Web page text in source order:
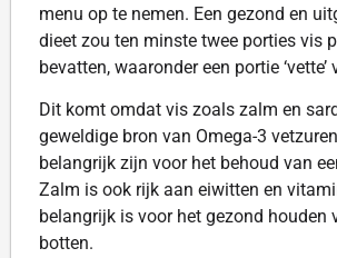
menu op te nemen. Een gezond en
dieet zou ten minste twee porties vis
bevatten, waaronder een portie ‘vette’
Dit komt omdat vis zoals zalm en
geweldige bron van Omega-3
belangrijk zijn voor het behoud van
Zalm is ook rijk aan eiwitten en
belangrijk is voor het gezond houden
botten.